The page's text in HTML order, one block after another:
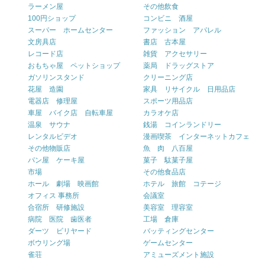
ラーメン屋
その他飲食
100円ショップ
コンビニ 酒屋
スーパー ホームセンター
ファッション アパレル
文房具店
書店 古本屋
レコード店
雑貨 アクセサリー
おもちゃ屋 ペットショップ
薬局 ドラッグストア
ガソリンスタンド
クリーニング店
花屋 造園
家具 リサイクル 日用品店
電器店 修理屋
スポーツ用品店
車屋 バイク店 自転車屋
カラオケ店
温泉 サウナ
銭湯 コインランドリー
レンタルビデオ
漫画喫茶 インターネットカフェ
その他物販店
魚 肉 八百屋
パン屋 ケーキ屋
菓子 駄菓子屋
市場
その他食品店
ホール 劇場 映画館
ホテル 旅館 コテージ
オフィス 事務所
会議室
合宿所 研修施設
美容室 理容室
病院 医院 歯医者
工場 倉庫
ダーツ ビリヤード
バッティングセンター
ボウリング場
ゲームセンター
雀荘
アミューズメント施設